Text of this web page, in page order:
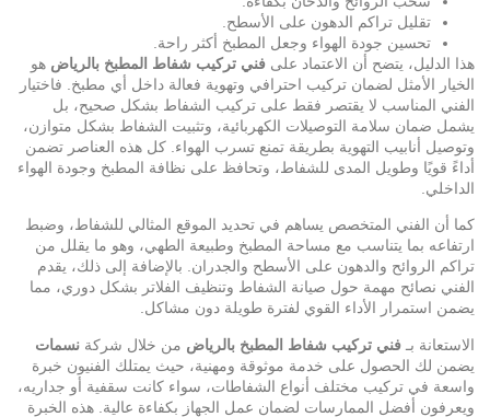
تقليل تراكم الدهون على الأسطح.
تحسين جودة الهواء وجعل المطبخ أكثر راحة.
هذا الدليل، يتضح أن الاعتماد على فني تركيب شفاط المطبخ بالرياض هو
الخيار الأمثل لضمان تركيب احترافي وتهوية فعالة داخل أي مطبخ. فاختيار
الفني المناسب لا يقتصر فقط على تركيب الشفاط بشكل صحيح، بل
يشمل ضمان سلامة التوصيلات الكهربائية، وتثبيت الشفاط بشكل متوازن،
وتوصيل أنابيب التهوية بطريقة تمنع تسرب الهواء. كل هذه العناصر تضمن
أداءً قويًا وطويل المدى للشفاط، وتحافظ على نظافة المطبخ وجودة الهواء
الداخلي.
كما أن الفني المتخصص يساهم في تحديد الموقع المثالي للشفاط، وضبط
ارتفاعه بما يتناسب مع مساحة المطبخ وطبيعة الطهي، وهو ما يقلل من
تراكم الروائح والدهون على الأسطح والجدران. بالإضافة إلى ذلك، يقدم
الفني نصائح مهمة حول صيانة الشفاط وتنظيف الفلاتر بشكل دوري، مما
يضمن استمرار الأداء القوي لفترة طويلة دون مشاكل.
الاستعانة بـ فني تركيب شفاط المطبخ بالرياض من خلال شركة نسمات
يضمن لك الحصول على خدمة موثوقة ومهنية، حيث يمتلك الفنيون خبرة
واسعة في تركيب مختلف أنواع الشفاطات، سواء كانت سقفية أو جداريه،
ويعرفون أفضل الممارسات لضمان عمل الجهاز بكفاءة عالية. هذه الخبرة